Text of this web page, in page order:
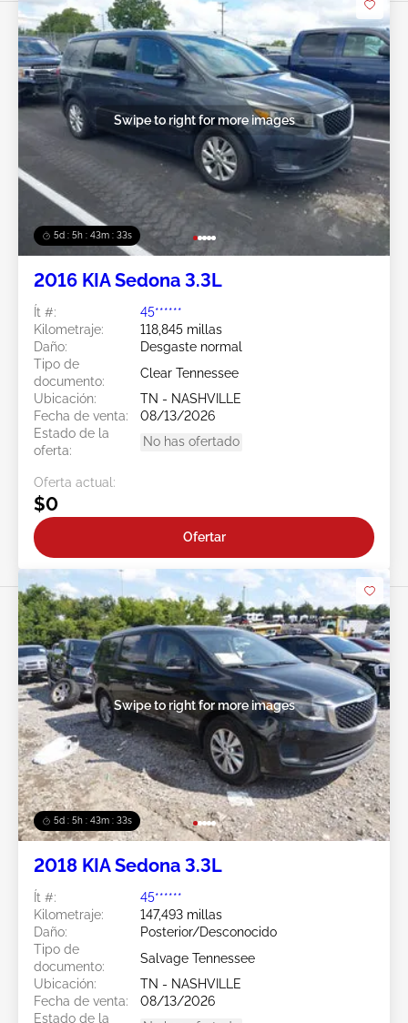
5d : 5h : 43m : 30s
Swipe to right for more images
2016 KIA Sedona 3.3L
Ít #:
45******
Kilometraje:
118,845 millas
Daño:
Desgaste normal
Tipo de
documento:
Clear Tennessee
Ubicación:
TN - NASHVILLE
Fecha de venta:
08/13/2026
Estado de la
oferta:
No has ofertado
Oferta actual:
$0
Ofertar
5d : 5h : 43m : 30s
Swipe to right for more images
2018 KIA Sedona 3.3L
Ít #:
45******
Kilometraje:
147,493 millas
Daño:
Posterior/Desconocido
Tipo de
documento:
Salvage Tennessee
Ubicación:
TN - NASHVILLE
Fecha de venta:
08/13/2026
Estado de la